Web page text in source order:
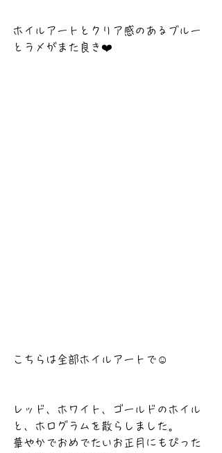
ホイルアートとクリア感のあるブルー
とラメがまた良き❤️
こちらは全部ホイルアートで☺️
レッド、ホワイト、ゴールドのホイル
と、ホログラムを散らしました。
華やかでおめでたいお正月にもぴった